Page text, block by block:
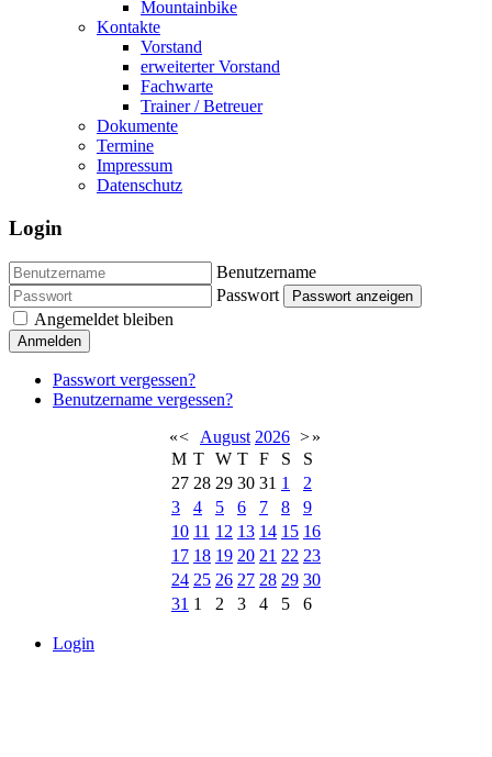
Mountainbike
Kontakte
Vorstand
erweiterter Vorstand
Fachwarte
Trainer / Betreuer
Dokumente
Termine
Impressum
Datenschutz
Login
Benutzername
Passwort
Passwort anzeigen
Angemeldet bleiben
Anmelden
Passwort vergessen?
Benutzername vergessen?
«< August 2026 >»
M T W T F S
S
27 28 29 30 31 1
2
3
4 5 6 7 8
9
10 11 12 13 14 15 16
17 18 19 20 21 22 23
24 25 26 27 28 29 30
31 1 2 3 4 5 6
Login